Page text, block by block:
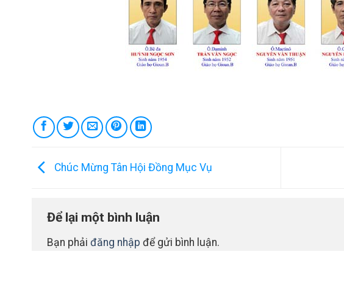
Chúc Mừng Tân Hội Đồng Mục Vụ
Để lại một bình luận
Bạn phải đăng nhập để gửi bình luận.